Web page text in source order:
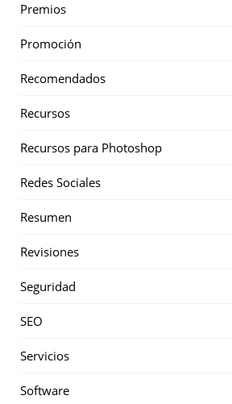
Premios
Promoción
Recomendados
Recursos
Recursos para Photoshop
Redes Sociales
Resumen
Revisiones
Seguridad
SEO
Servicios
Software